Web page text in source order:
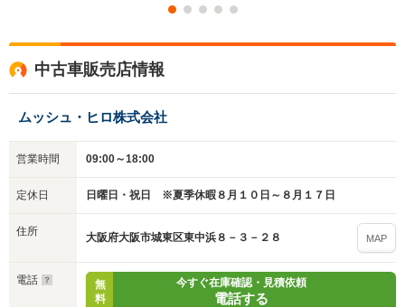
中古車販売店情報
ムッシュ・ヒロ株式会社
営業時間 09:00～18:00
定休日 日曜日・祝日 ※夏季休暇８月１０日～８月１７日
住所 大阪府大阪市城東区東中浜８－３－２８ MAP
電話
無
料
今すぐ在庫確認・見積依頼
電話する